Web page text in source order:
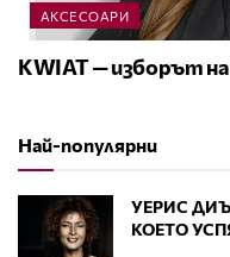
АКСЕСОАРИ
KWIAT — изборът
Най-популярни
УЕРИС
КОЕТО